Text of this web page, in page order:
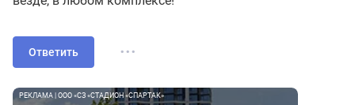
Ответить ...
РЕКЛАМА | ООО «СЗ «СТАДИОН «СПАРТАК»